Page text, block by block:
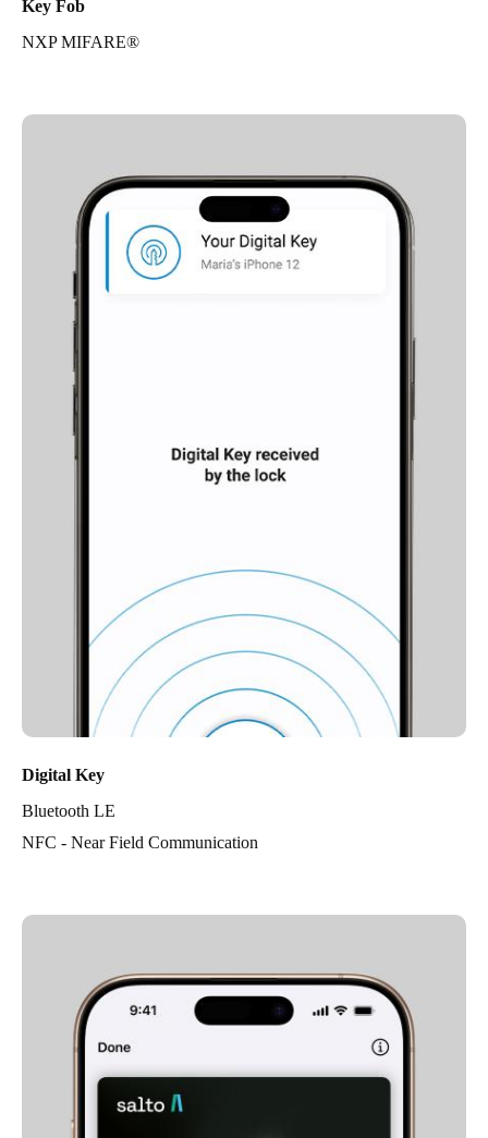
Key Fob
NXP MIFARE®
Digital Key
Bluetooth LE
NFC - Near Field Communication